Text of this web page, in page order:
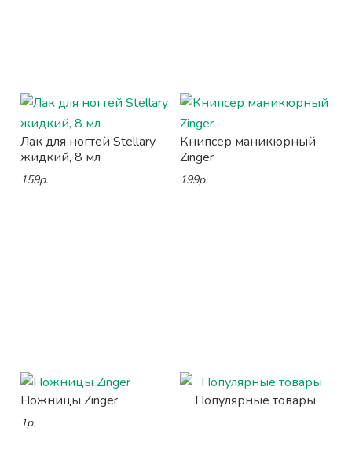
Лак для ногтей Stellary
жидкий, 8 мл
159р.
Книпсер маникюрный
Zinger
199р.
Ножницы Zinger
1р.
Популярные товары